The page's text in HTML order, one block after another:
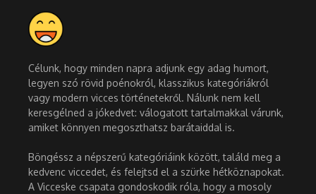
Célunk, hogy minden napra adjunk egy adag humort,
legyen szó rövid poénokról, klasszikus kategóriákról
vagy modern vicces történetekről. Nálunk nem kell
keresgélned a jókedvet: válogatott tartalmakkal várunk,
amiket könnyen megoszthatsz barátaiddal is.
Böngéssz a népszerű kategóriáink között, találd meg a
kedvenc viccedet, és felejtsd el a szürke hétköznapokat.
A Vicceske csapata gondoskodik róla, hogy a mosoly